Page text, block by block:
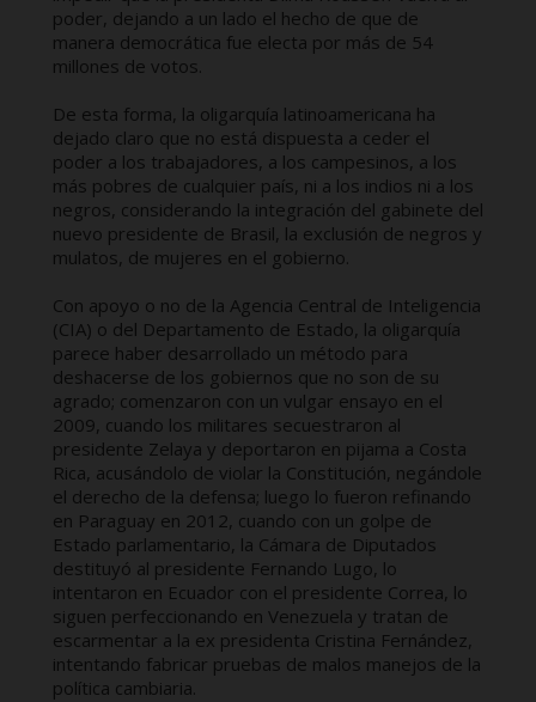
poder, dejando a un lado el hecho de que de
manera democrática fue electa por más de 54
millones de votos.
De esta forma, la oligarquía latinoamericana ha
dejado claro que no está dispuesta a ceder el
poder a los trabajadores, a los campesinos, a los
más pobres de cualquier país, ni a los indios ni a los
negros, considerando la integración del gabinete del
nuevo presidente de Brasil, la exclusión de negros y
mulatos, de mujeres en el gobierno.
Con apoyo o no de la Agencia Central de Inteligencia
(CIA) o del Departamento de Estado, la oligarquía
parece haber desarrollado un método para
deshacerse de los gobiernos que no son de su
agrado; comenzaron con un vulgar ensayo en el
2009, cuando los militares secuestraron al
presidente Zelaya y deportaron en pijama a Costa
Rica, acusándolo de violar la Constitución, negándole
el derecho de la defensa; luego lo fueron refinando
en Paraguay en 2012, cuando con un golpe de
Estado parlamentario, la Cámara de Diputados
destituyó al presidente Fernando Lugo, lo
intentaron en Ecuador con el presidente Correa, lo
siguen perfeccionando en Venezuela y tratan de
escarmentar a la ex presidenta Cristina Fernández,
intentando fabricar pruebas de malos manejos de la
política cambiaria.